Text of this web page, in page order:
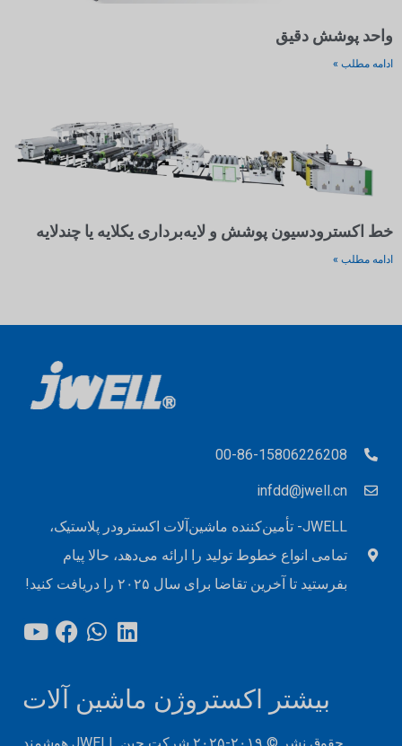
واحد پوشش دقیق
ادامه مطلب »
خط اکسترودسیون پوشش و لایه‌برداری یکلایه یا چندلایه
ادامه مطلب »
00-86-15806226208
infdd@jwell.cn
JWELL- تأمین‌کننده ماشین‌آلات اکسترودر پلاستیک،
تمامی انواع خطوط تولید را ارائه می‌دهد، حالا پیام
بفرستید تا آخرین تقاضا برای سال ۲۰۲۵ را دریافت کنید!
بیشتر اکستروژن ماشین آلات